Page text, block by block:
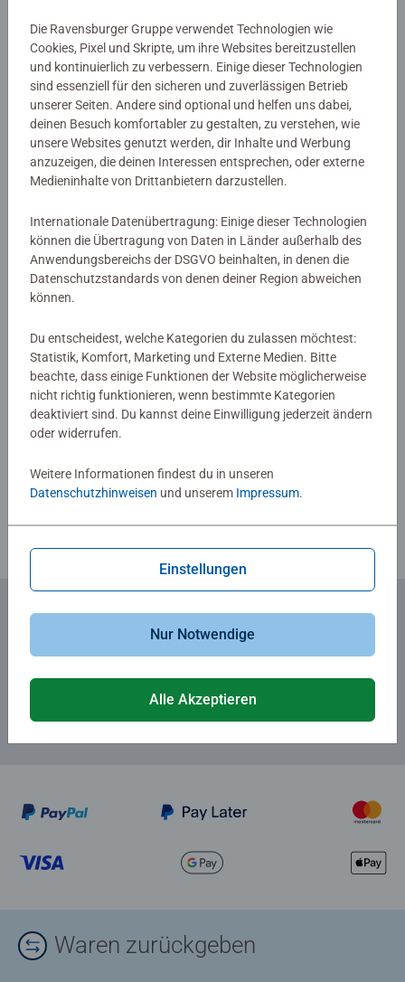
Motivlinien sind bereits vorgedruckt und nummeriert und
müssen mit den fertig gemischten Acrylfarben ausgemalt
werden. Das ist Malspaß mit Erfolgsgarantie für eine
einzigartige Wanddekoration. Malen war noch nie so
einfach!
Mit CreArt - Malen nach Zahlen von Ravensburger den
Weg zur inneren Ruhe und Entspannung finden. Einfach
zum Malen benötigt wird und es ist kein Mischen der
Farben notwendig. Das fertig gemalte Bild eignet sich als
trendige Dekoration in jedem Zuhause. Das Ravensburger
CreArt - Malen nach Zahlen Programm bietet eine große
Motivauswahl für Kinder und Erwachsene.
Details
Artikelnummer:
12023146
EAN:
4005555231462
Warnhinweise und Herstellerinformation
Ähnliche Produkte
Noch keine Bewertungen
0/0
Verfasse eine Bewertung
Richtlinien für Bewertungen
Zum Newsletter anmelden
Waren zurückgeben
Die Ravensburger Gruppe verwendet Technologien wie
Cookies, Pixel und Skripte, um ihre Websites bereitzustellen
und kontinuierlich zu verbessern. Einige dieser Technologien
sind essenziell für den sicheren und zuverlässigen Betrieb
unserer Seiten. Andere sind optional und helfen uns dabei,
deinen Besuch komfortabler zu gestalten, zu verstehen, wie
unsere Websites genutzt werden, dir Inhalte und Werbung
anzuzeigen, die deinen Interessen entsprechen, oder externe
Medieninhalte von Drittanbietern darzustellen.
Internationale Datenübertragung: Einige dieser Technologien
können die Übertragung von Daten in Länder außerhalb des
Anwendungsbereichs der DSGVO beinhalten, in denen die
Datenschutzstandards von denen deiner Region abweichen
können.
Du entscheidest, welche Kategorien du zulassen möchtest:
Statistik, Komfort, Marketing und Externe Medien. Bitte
beachte, dass einige Funktionen der Website möglicherweise
nicht richtig funktionieren, wenn bestimmte Kategorien
deaktiviert sind. Du kannst deine Einwilligung jederzeit ändern
oder widerrufen.
Weitere Informationen findest du in unseren
Datenschutzhinweisen und unserem Impressum.
Einstellungen
Nur Notwendige
Alle Akzeptieren